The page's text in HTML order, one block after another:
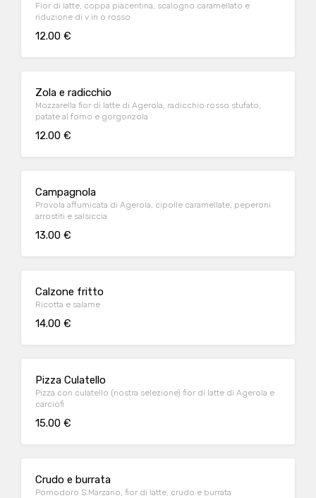
Fior di latte, coppa piacentina, scalogno caramellato e
riduzione di v in o rosso
12.00 €
Zola e radicchio
Mozzarella fior di latte di Agerola, radicchio rosso stufato,
patate al forno e gorgonzola
12.00 €
Campagnola
Provola affumicata di Agerola, cipolle caramellate, peperoni
arrostiti e salsiccia
13.00 €
Calzone fritto
Ricotta e salame
14.00 €
Pizza Culatello
Pizza con culatello (nostra selezione) fior di latte di Agerola e
carciofi
15.00 €
Crudo e burrata
Pomodoro S.Marzano, fior di latte, crudo e burrata